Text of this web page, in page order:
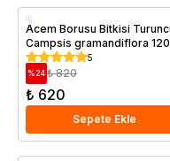
Saksıda
Acem Borusu Bitkisi
Campsis gramandiflora 120
cm Saksıda5
%24 ₺ 820
₺ 620
Sepete Ekle